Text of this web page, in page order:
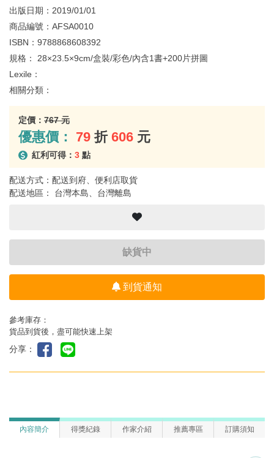
出版日期： 2019/01/01
商品編號： AFSA0010
ISBN： 9788868608392
規格： 28×23.5×9cm/盒裝/彩色/內含1書+200片拼圖
Lexile：
相關分類：
定價： 767 元
優惠價： 79 折 606 元
紅利可得： 3 點
配送方式：配送到府、便利店取貨
配送地區： 台灣本島、台灣離島
缺貨中
到貨通知
參考庫存：
貨品到貨後，盡可能快速上架
分享：
內容簡介 得獎紀錄 作家介紹 推薦專區 訂購須知